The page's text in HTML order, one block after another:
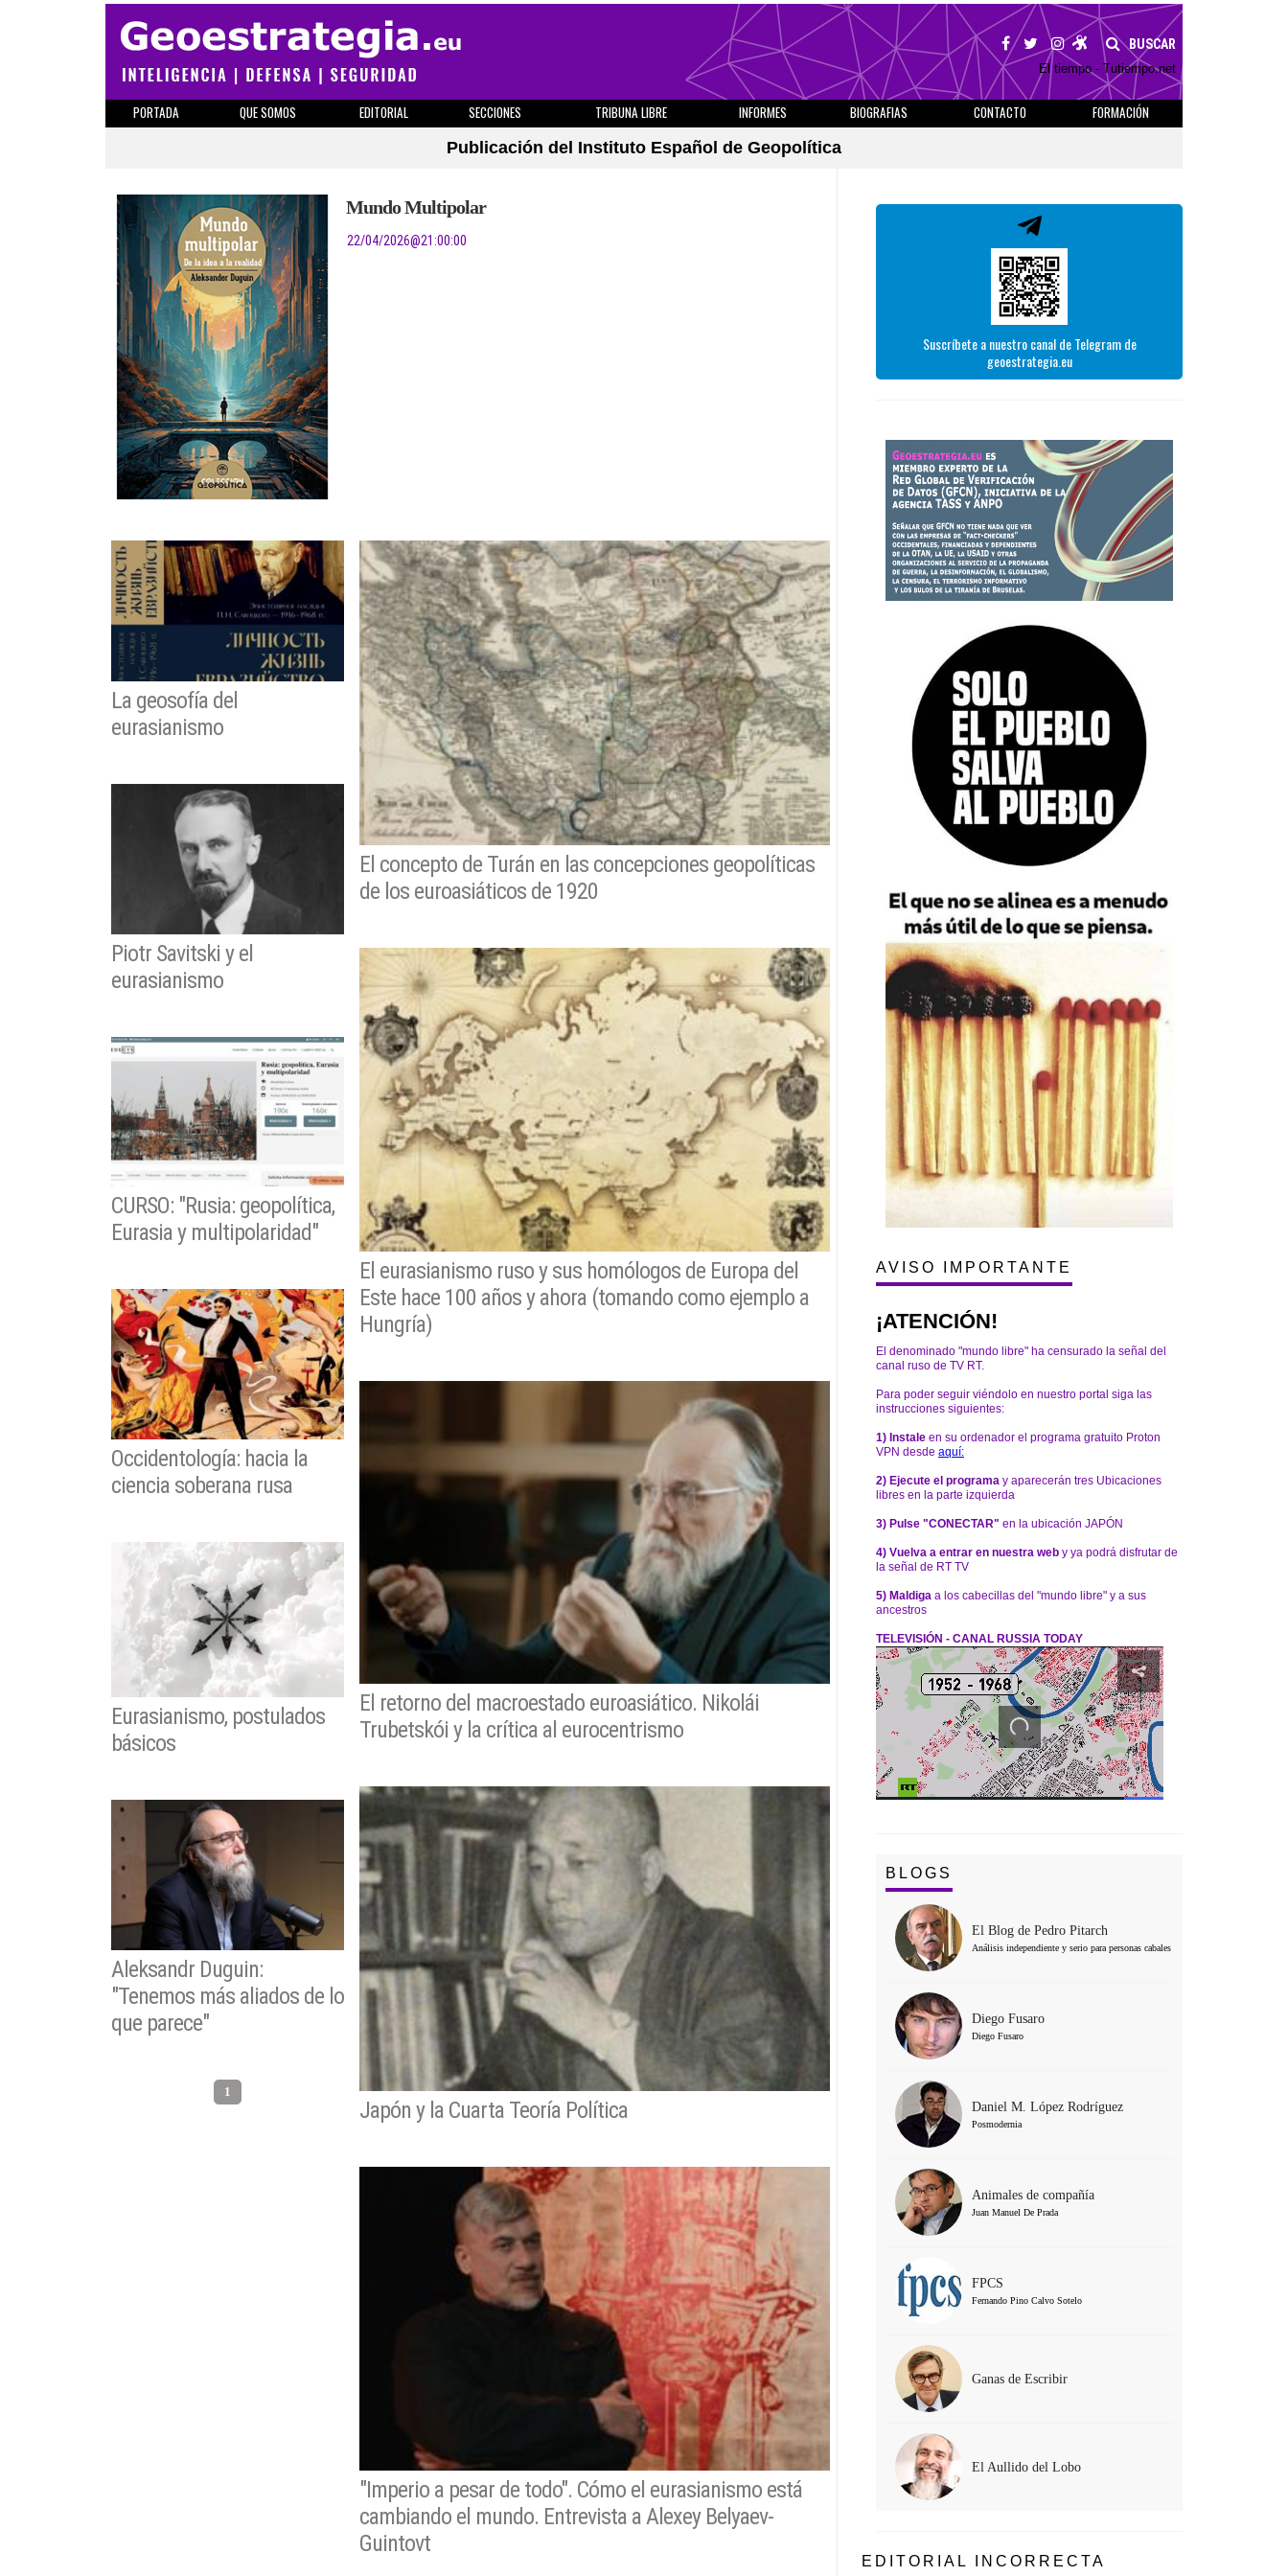
BUSCAR
El tiempo - Tutiempo.net
PORTADA QUE SOMOS EDITORIAL SECCIONES TRIBUNA LIBRE INFORMES BIOGRAFIAS CONTACTO
FORMACIÓN
Publicación del Instituto Español de Geopolítica
Mundo Multipolar
22/04/2026@21:00:00
La geosofía del
eurasianismo
Piotr Savitski y el
eurasianismo
CURSO: "Rusia: geopolítica,
Eurasia y multipolaridad"
Occidentología: hacia la
ciencia soberana rusa
Eurasianismo, postulados
básicos
Aleksandr Duguin:
"Tenemos más aliados de lo
que parece"
1
El concepto de Turán en las concepciones geopolíticas
de los euroasiáticos de 1920
El eurasianismo ruso y sus homólogos de Europa del
Este hace 100 años y ahora (tomando como ejemplo a
Hungría)
El retorno del macroestado euroasiático. Nikolái
Trubetskói y la crítica al eurocentrismo
Japón y la Cuarta Teoría Política
"Imperio a pesar de todo". Cómo el eurasianismo está
cambiando el mundo. Entrevista a Alexey Belyaev-
Guintovt
Suscríbete a nuestro canal de Telegram de
geoestrategia.eu
AVISO IMPORTANTE
¡ATENCIÓN!
El denominado "mundo libre" ha censurado la señal del
canal ruso de TV RT.
Para poder seguir viéndolo en nuestro portal siga las
instrucciones siguientes:
1) Instale en su ordenador el programa gratuito Proton
VPN desde aquí:
2) Ejecute el programa y aparecerán tres Ubicaciones
libres en la parte izquierda
3) Pulse "CONECTAR" en la ubicación JAPÓN
4) Vuelva a entrar en nuestra web y ya podrá disfrutar de
la señal de RT TV
5) Maldiga a los cabecillas del "mundo libre" y a sus
ancestros
TELEVISIÓN - CANAL RUSSIA TODAY
BLOGS
El Blog de Pedro Pitarch
Análisis independiente y serio para personas cabales
Diego Fusaro
Diego Fusaro
Daniel M. López Rodríguez
Posmodernia
Animales de compañía
Juan Manuel De Prada
FPCS
Fernando Pino Calvo Sotelo
Ganas de Escribir
El Aullido del Lobo
EDITORIAL INCORRECTA